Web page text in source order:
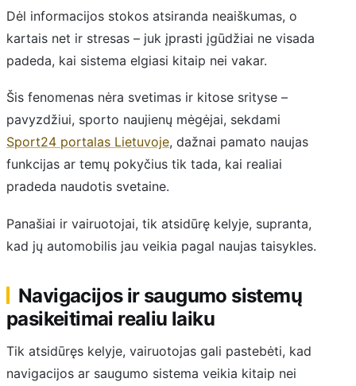
Dėl informacijos stokos atsiranda neaiškumas, o
kartais net ir stresas – juk įprasti įgūdžiai ne visada
padeda, kai sistema elgiasi kitaip nei vakar.
Šis fenomenas nėra svetimas ir kitose srityse –
pavyzdžiui, sporto naujienų mėgėjai, sekdami
Sport24 portalas Lietuvoje, dažnai pamato naujas
funkcijas ar temų pokyčius tik tada, kai realiai
pradeda naudotis svetaine.
Panašiai ir vairuotojai, tik atsidūrę kelyje, supranta,
kad jų automobilis jau veikia pagal naujas taisykles.
Navigacijos ir saugumo sistemų
pasikeitimai realiu laiku
Tik atsidūręs kelyje, vairuotojas gali pastebėti, kad
navigacijos ar saugumo sistema veikia kitaip nei